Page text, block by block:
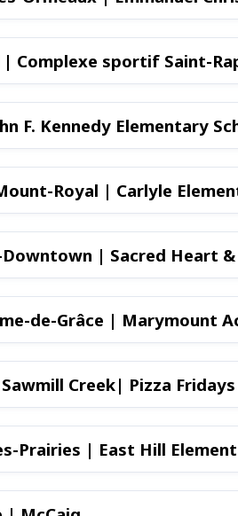
Complexe sportif Saint-
Town of Mount-Royal |
| Sacred Heart &
de-Grâce | Marymount
Creek| Pizza Fridays
Prairies | East Hill